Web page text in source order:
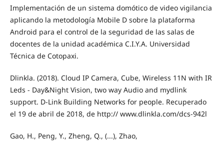
Implementación de un sistema domótico de video vigilancia
aplicando la metodología Mobile D sobre la plataforma
Android para el control de la seguridad de las salas de
docentes de la unidad académica C.I.Y.A. Universidad
Técnica de Cotopaxi.
Dlinkla. (2018). Cloud IP Camera, Cube, Wireless 11N with IR
Leds - Day&Night Vision, two way Audio and mydlink
support. D-Link Building Networks for people. Recuperado
el 19 de abril de 2018, de http:// www.dlinkla.com/dcs-942l
Gao, H., Peng, Y., Zheng, Q., (...), Zhao,